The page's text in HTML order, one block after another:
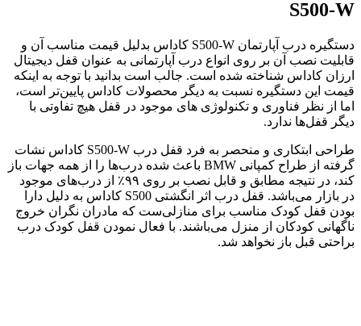
S500-W
دستگیره درب آپارتمان S500-W کاداس بدلیل قیمت مناسب آن و
قابلیت نصب آن بر روی انواع درب آپارتمانی به عنوان قفل دیجیتال
ارزان کاداس شناخته شده است. جالب است بدانید با توجه به اینکه
قیمت این دستگیره نسبت به دیگر محصولات کاداس پایین‌تر است،
اما از نظر فناوری و تکنولوژی های موجود در قفل هیچ تفاوتی با
دیگر قفل‌ها ندارد.
طراحی ابتکاری و منحصر به فرد قفل درب S500-W کاداس نشات
گرفته از طراح کمپانی BMW باعث شده درب‌ها را از همه جهات باز
کند، در نتیجه مطابق و قابل نصب بر روی ۹۹٪ از درب‌های موجود
در بازار می‌باشد. قفل درب اثر انگشتی S500 کاداس به دلیل دارا
بودن قفل کودک مناسب برای منازلی‌ست که مادران نگران خروج
ناگهانی کودکان از منزل می‌باشند. با فعال نمودن قفل کودک درب
براحتی قبل باز نخواهد شد.